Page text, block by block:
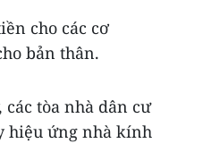
cho các cơ
bản thân.
tòa nhà dân cư
hiệu ứng nhà kính